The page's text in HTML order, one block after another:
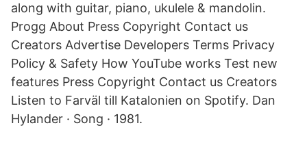
along with guitar, piano, ukulele & mandolin.
Progg About Press Copyright Contact us
Creators Advertise Developers Terms Privacy
Policy & Safety How YouTube works Test new
features Press Copyright Contact us Creators
Listen to Farväl till Katalonien on Spotify. Dan
Hylander · Song · 1981.